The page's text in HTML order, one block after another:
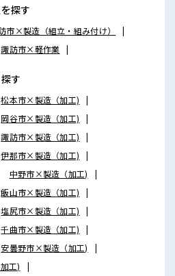
探す
市×製造（組立・組み付け）
諏訪市×軽作業
す
松本市×製造（加工)
岡谷市×製造（加工)
諏訪市×製造（加工)
伊那市×製造（加工)
中野市×製造（加工)
飯山市×製造（加工)
塩尻市×製造（加工)
千曲市×製造（加工)
安曇野市×製造（加工)
工)